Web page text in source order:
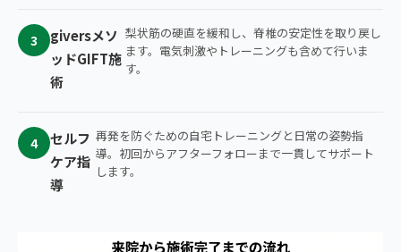
3
giversメソ
ッドGIFT施
術
梨状筋の硬直を緩和し、脊椎の安定性を取り戻し
ます。電気刺激やトレーニングも含めて行いま
す。
4
セルフ
ケア指
導
再発を防ぐための自宅トレーニングと日常の姿勢指
導。初回からアフターフォローまで一貫してサポート
します。